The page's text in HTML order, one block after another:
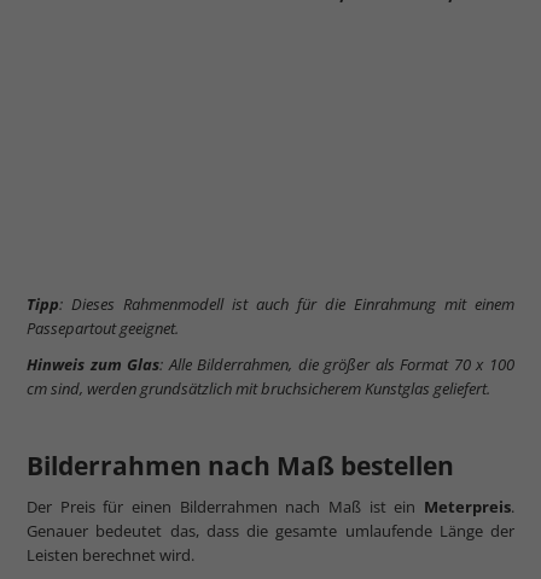
Tipp: Dieses Rahmenmodell ist auch für die Einrahmung mit einem
Passepartout geeignet.
Hinweis zum Glas: Alle Bilderrahmen, die größer als Format 70 x 100
cm sind, werden grundsätzlich mit bruchsicherem Kunstglas geliefert.
Bilderrahmen nach Maß bestellen
Der Preis für einen Bilderrahmen nach Maß ist ein Meterpreis.
Genauer bedeutet das, dass die gesamte umlaufende Länge der
Leisten berechnet wird.